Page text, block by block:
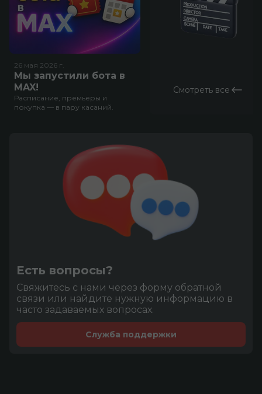
26 мая 2026 г.
Мы запустили бота в
MAX!
Расписание, премьеры и
покупка — в пару касаний.
Смотреть все
Есть вопросы?
Cвяжитесь с нами через форму обратной
связи или найдите нужную информацию в
часто задаваемых вопросах.
Служба поддержки